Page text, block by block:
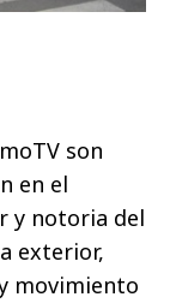
son
en el
y notoria del
exterior,
movimiento